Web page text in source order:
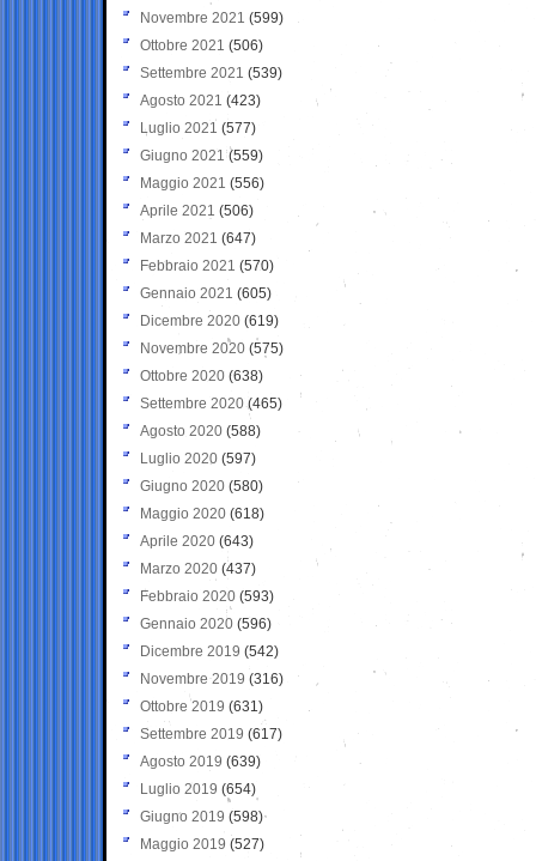
Novembre 2021 (599)
Ottobre 2021 (506)
Settembre 2021 (539)
Agosto 2021 (423)
Luglio 2021 (577)
Giugno 2021(559)
Maggio 2021 (556)
Aprile 2021 (506)
Marzo 2021 (647)
Febbraio 2021 (570)
Gennaio 2021 (605)
Dicembre 2020 (619)
Novembre 2020 (575)
Ottobre 2020 (638)
Settembre 2020(465)
Agosto 2020 (588)
Luglio 2020 (597)
Giugno 2020 (580)
Maggio 2020 (618)
Aprile 2020 (643)
Marzo 2020 (437)
Febbraio 2020 (593)
Gennaio 2020 (596)
Dicembre 2019 (542)
Novembre 2019 (316)
Ottobre 2019 (631)
Settembre 2019 (617)
Agosto 2019 (639)
Luglio 2019 (654)
Giugno 2019 (598)
Maggio 2019 (527)